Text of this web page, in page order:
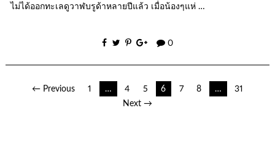
ไม่ได้ออกทะเลดูวาฬบรูด้าหลายปีแล้ว เมื่อน้องๆแห่ …
0
เมนู← Previous 1 … 4 5 6 7 8 …
31
Next →